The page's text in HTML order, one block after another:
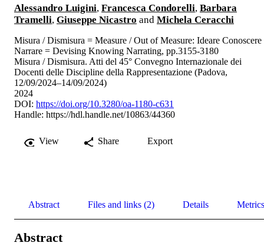
Alessandro Luigini, Francesca Condorelli, Barbara
Tramelli, Giuseppe Nicastro and Michela Ceracchi
Misura / Dismisura = Measure / Out of Measure: Ideare Conoscere
Narrare = Devising Knowing Narrating, pp.3155-3180
Misura / Dismisura. Atti del 45° Convegno Internazionale dei
Docenti delle Discipline della Rappresentazione (Padova,
12/09/2024–14/09/2024)
2024
DOI: https://doi.org/10.3280/oa-1180-c631
Handle: https://hdl.handle.net/10863/44360
View Share Export
Abstract Files and links (2) Details Metrics
Abstract